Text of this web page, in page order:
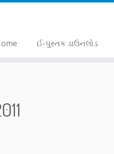
ઈ-પુસ્તક ડાઉનલોડ